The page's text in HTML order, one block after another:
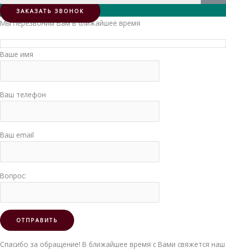
ЗАКАЗАТЬ ЗВОНОК
Мы перезвоним Вам в ближайшее время
Ваше имя
Ваш телефон
Ваш email
Вопрос:
Спасибо за обращение! В ближайшее время с Вами свяжется наш